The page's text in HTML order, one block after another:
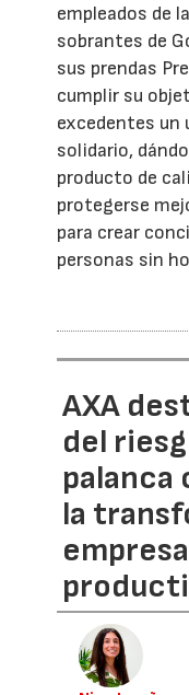
empleados de
sobrantes de
sus prendas
cumplir su
excedentes un
solidario,
producto de
protegerse
para crear
personas sin
AXA
del
palanca
la